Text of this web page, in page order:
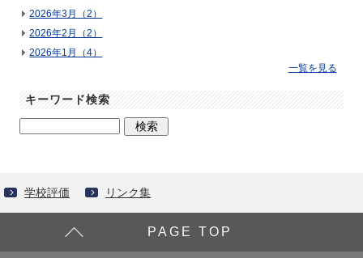
2026年3月（2）
2026年2月（2）
2026年1月（4）
一覧を見る
キーワード検索
学校評価 リンク集
PAGE TOP